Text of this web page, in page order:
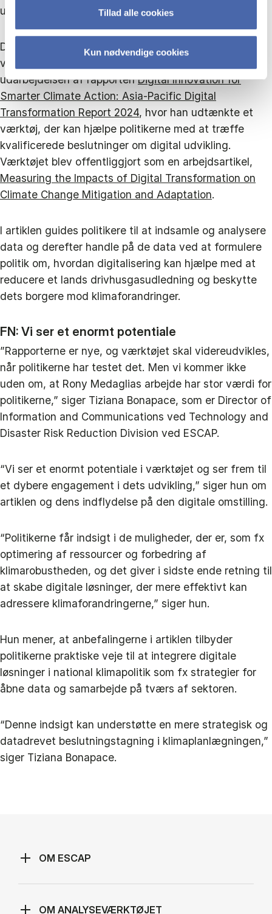
Tillad alle cookies
Kun nødvendige cookies
understøtte klimahandlinger og -tilpasning.
Denne gang tog Rony Medaglia sin forskning hele
vejen med ind i embedsværket og deltog i
udarbejdelsen af rapportenDigital Innovation for
Smarter Climate Action: Asia-Pacific Digital
Transformation Report 2024, hvor han udtænkte et
værktøj, der kan hjælpe politikerne med at træffe
kvalificerede beslutninger om digital udvikling.
Værktøjet blev offentliggjort som en arbejdsartikel,
Measuring the Impacts of Digital Transformation on
Climate Change Mitigation and Adaptation.
I artiklen guides politikere til at indsamle og analysere
data og derefter handle på de data ved at formulere
politik om, hvordan digitalisering kan hjælpe med at
reducere et lands drivhusgasudledning og beskytte
dets borgere mod klimaforandringer.
FN: Vi ser et enormt potentiale
”Rapporterne er nye, og værktøjet skal videreudvikles,
når politikerne har testet det. Men vi kommer ikke
uden om, at Rony Medaglias arbejde har stor værdi for
politikerne,” siger Tiziana Bonapace, som er Director of
Information and Communications ved Technology and
Disaster Risk Reduction Division ved ESCAP.
“Vi ser et enormt potentiale i værktøjet og ser frem til
et dybere engagement i dets udvikling,” siger hun om
artiklen og dens indflydelse på den digitale omstilling.
“Politikerne får indsigt i de muligheder, der er, som fx
optimering af ressourcer og forbedring af
klimarobustheden, og det giver i sidste ende retning til
at skabe digitale løsninger, der mere effektivt kan
adressere klimaforandringerne,” siger hun.
Hun mener, at anbefalingerne i artiklen tilbyder
politikerne praktiske veje til at integrere digitale
løsninger i national klimapolitik som fx strategier for
åbne data og samarbejde på tværs af sektoren.
“Denne indsigt kan understøtte en mere strategisk og
datadrevet beslutningstagning i klimaplanlægningen,”
siger Tiziana Bonapace.
OM ESCAP
OM ANALYSEVÆRKTØJET